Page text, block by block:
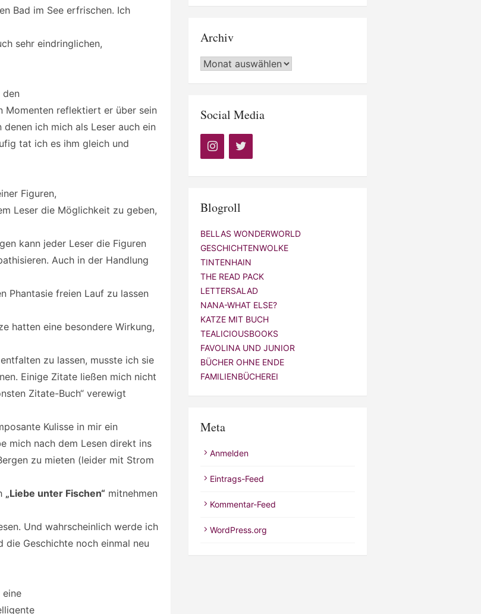
Bad im See erfrischen. Ich
sehr eindringlichen,
den
Momenten reflektiert er über sein
ich mich als Leser auch ein
tat ich es ihm gleich und
Figuren,
Leser die Möglichkeit zu geben,
kann jeder Leser die Figuren
Auch in der Handlung
Phantasie freien Lauf zu lassen
hatten eine besondere Wirkung,
zu lassen, musste ich sie
Einige Zitate ließen mich nicht
Zitate-Buch“ verewigt
Kulisse in mir ein
mich nach dem Lesen direkt ins
zu mieten (leider mit Strom
„Liebe unter Fischen“ mitnehmen
Und wahrscheinlich werde ich
Geschichte noch einmal neu
eine
Archiv
Archiv
Social Media
Blogroll
BELLAS WONDERWORLD
GESCHICHTENWOLKE
TINTENHAIN
THE READ PACK
LETTERSALAD
NANA-WHAT ELSE?
KATZE MIT BUCH
TEALICIOUSBOOKS
FAVOLINA UND JUNIOR
BÜCHER OHNE ENDE
FAMILIENBÜCHEREI
Meta
Anmelden
Eintrags-Feed
Kommentar-Feed
WordPress.org